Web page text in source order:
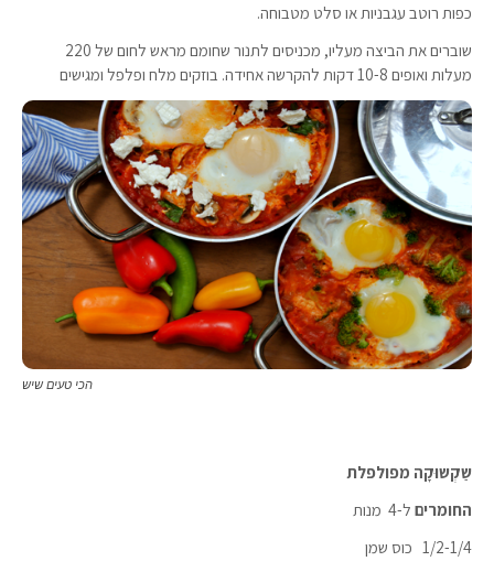
כפות רוטב עגבניות או סלט מטבוחה.
שוברים את הביצה מעליו, מכניסים לתנור שחומם מראש לחום של 220
מעלות ואופים 10-8 דקות להקרשה אחידה. בוזקים מלח ופלפל ומגישים
הכי טעים שיש
שַקְשוּקָה מפולפלת
החומרים ל-4 מנות
1/2-1/4 כוס שמן